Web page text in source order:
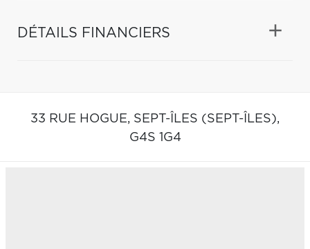
DÉTAILS FINANCIERS
33 RUE HOGUE, SEPT-ÎLES (SEPT-ÎLES),
G4S 1G4